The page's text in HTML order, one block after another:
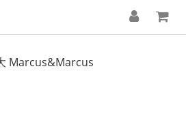
Marcus&Marcus